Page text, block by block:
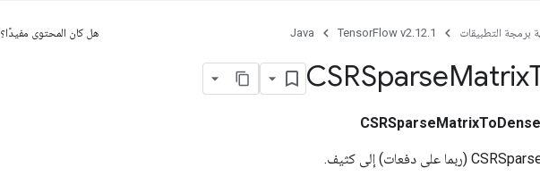
برمجة التطبيقات TensorFlow v2.12.1
Java هل كان المحتوى مفيدًا؟
CSRSparseMatrix
CSRSparseMatrixToDense